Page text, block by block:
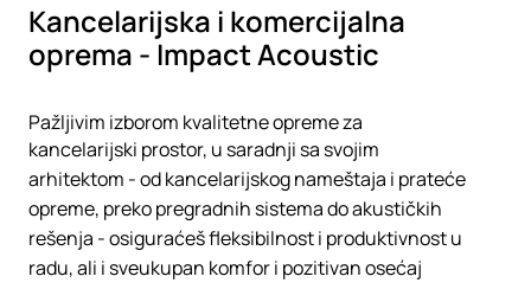
Kancelarijska i komercijalna
oprema - Impact Acoustic
Pažljivim izborom kvalitetne opreme za
kancelarijski prostor, u saradnji sa svojim
arhitektom - od kancelarijskog nameštaja i prateće
opreme, preko pregradnih sistema do akustičkih
rešenja - osiguraćeš fleksibilnost i produktivnost u
radu, ali i sveukupan komfor i pozitivan osećaj